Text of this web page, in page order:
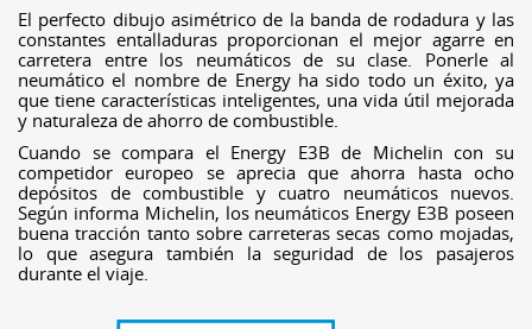
El perfecto dibujo asimétrico de la banda de rodadura y las
constantes entalladuras proporcionan el mejor agarre en
carretera entre los neumáticos de su clase. Ponerle al
neumático el nombre de Energy ha sido todo un éxito, ya
que tiene características inteligentes, una vida útil mejorada
y naturaleza de ahorro de combustible.
Cuando se compara el Energy E3B de Michelin con su
competidor europeo se aprecia que ahorra hasta ocho
depósitos de combustible y cuatro neumáticos nuevos.
Según informa Michelin, los neumáticos Energy E3B poseen
buena tracción tanto sobre carreteras secas como mojadas,
lo que asegura también la seguridad de los pasajeros
durante el viaje.